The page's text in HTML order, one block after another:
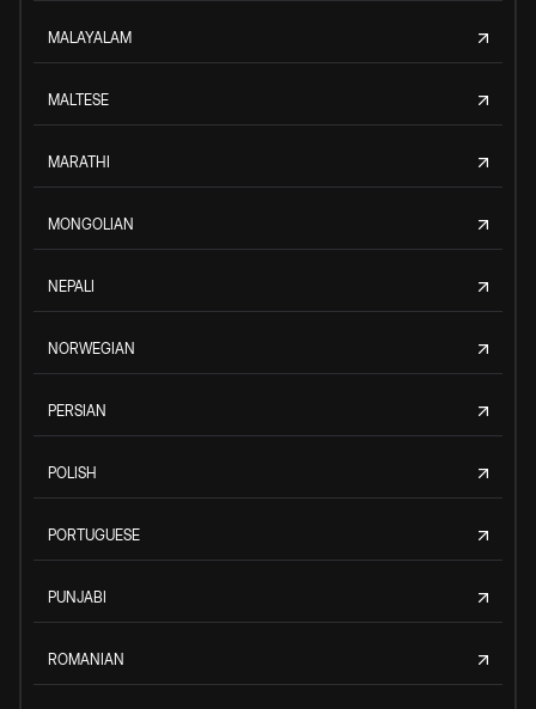
MALAYALAM
MALTESE
MARATHI
MONGOLIAN
NEPALI
NORWEGIAN
PERSIAN
POLISH
PORTUGUESE
PUNJABI
ROMANIAN